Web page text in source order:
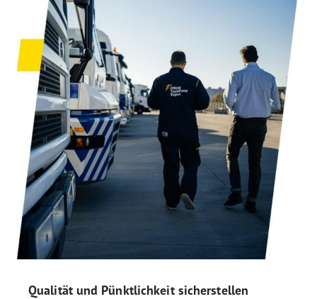
Qualität und Pünktlichkeit sicherstellen